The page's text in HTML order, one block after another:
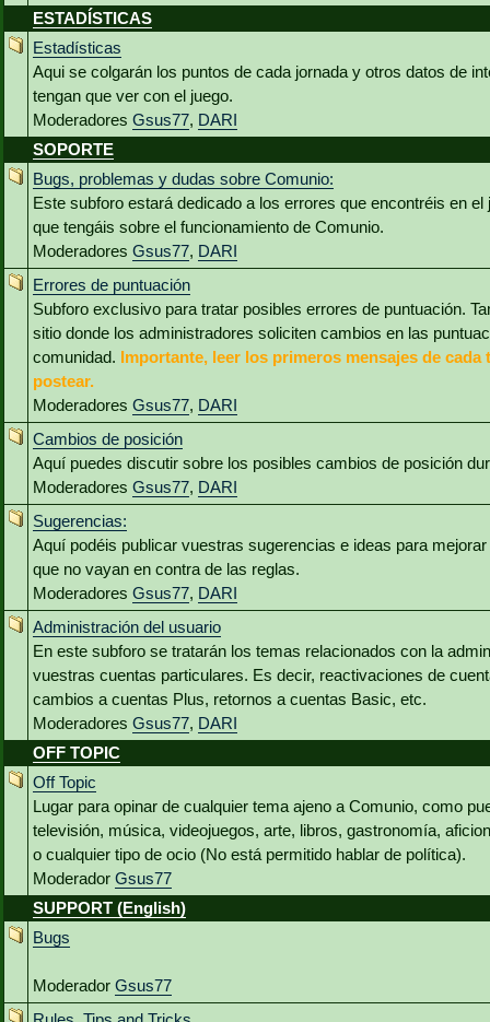
ESTADÍSTICAS
Estadísticas
Aqui se colgarán los puntos de cada jornada y otros datos de
tengan que ver con el juego.
Moderadores Gsus77, DARI
SOPORTE
Bugs, problemas y dudas sobre Comunio:
Este subforo estará dedicado a los errores que encontréis en el
que tengáis sobre el funcionamiento de Comunio.
Moderadores Gsus77, DARI
Errores de puntuación
Subforo exclusivo para tratar posibles errores de puntuación.
sitio donde los administradores soliciten cambios en las
comunidad. Importante, leer los primeros mensajes de cada
postear.
Moderadores Gsus77, DARI
Cambios de posición
Aquí puedes discutir sobre los posibles cambios de posición
Moderadores Gsus77, DARI
Sugerencias:
Aquí podéis publicar vuestras sugerencias e ideas para
que no vayan en contra de las reglas.
Moderadores Gsus77, DARI
Administración del usuario
En este subforo se tratarán los temas relacionados con la
vuestras cuentas particulares. Es decir, reactivaciones de
cambios a cuentas Plus, retornos a cuentas Basic, etc.
Moderadores Gsus77, DARI
OFF TOPIC
Off Topic
Lugar para opinar de cualquier tema ajeno a Comunio, como
televisión, música, videojuegos, arte, libros, gastronomía,
o cualquier tipo de ocio (No está permitido hablar de política).
Moderador Gsus77
SUPPORT (English)
Bugs
Moderador Gsus77